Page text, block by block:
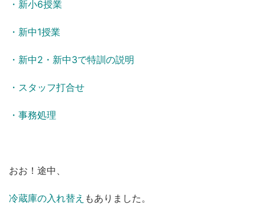
・新小6授業
・新中1授業
・新中2・新中3で特訓の説明
・スタッフ打合せ
・事務処理
おお！途中、
冷蔵庫の入れ替え もありました。